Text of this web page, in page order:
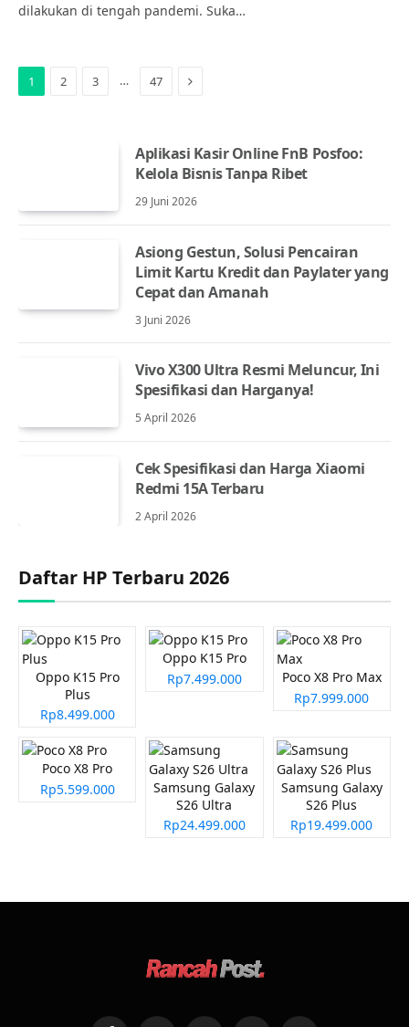
dilakukan di tengah pandemi. Suka…
1 2 3 … 47 Next
Aplikasi Kasir Online FnB Posfoo:
Kelola Bisnis Tanpa Ribet
29 Juni 2026
Asiong Gestun, Solusi Pencairan
Limit Kartu Kredit dan Paylater yang
Cepat dan Amanah
3 Juni 2026
Vivo X300 Ultra Resmi Meluncur, Ini
Spesifikasi dan Harganya!
5 April 2026
Cek Spesifikasi dan Harga Xiaomi
Redmi 15A Terbaru
2 April 2026
Daftar HP Terbaru 2026
Oppo K15 Pro
Plus
Rp8.499.000
Oppo K15 Pro
Rp7.499.000
Poco X8 Pro Max
Rp7.999.000
Poco X8 Pro
Rp5.599.000
Samsung Galaxy
S26 Ultra
Rp24.499.000
Samsung Galaxy
S26 Plus
Rp19.499.000